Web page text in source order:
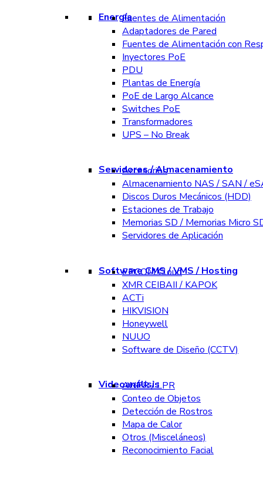
EnergíaFuentes de Alimentación
Adaptadores de Pared
Fuentes de Alimentación con
Inyectores PoE
PDU
Plantas de Energía
PoE de Largo Alcance
Switches PoE
Transformadores
UPS – No Break
Servidores / Almacenamiento
Accesorios
Almacenamiento NAS / SAN /
Discos Duros Mecánicos (HDD)
Estaciones de Trabajo
Memorias SD / Memorias Micro
Servidores de Aplicación
Software CMS / VMS / Hosting
EPCOM Cloud
XMR CEIBAII / KAPOK
ACTi
HIKVISION
Honeywell
NUUO
Software de Diseño (CCTV)
Videoanálisis
ANPR / LPR
Conteo de Objetos
Detección de Rostros
Mapa de Calor
Otros (Misceláneos)
Reconocimiento Facial